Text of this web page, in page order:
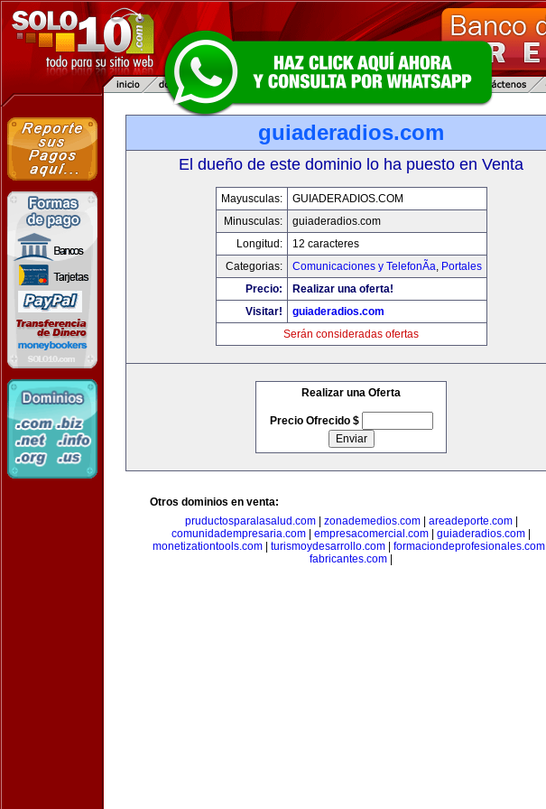
guiaderadios.com
El dueño de este dominio lo ha puesto en Venta
Mayusculas:
GUIADERADIOS.COM
Minusculas:
guiaderadios.com
Longitud:
12 caracteres
Categorias:
Comunicaciones y TelefonÃ­a, Portales
Precio:
Realizar una oferta!
Visitar!
guiaderadios.com
Serán consideradas ofertas
Realizar una Oferta
Precio Ofrecido $
Otros dominios en venta:
pruductosparalasalud.com| zonademedios.com| areadeporte.com|
comunidadempresaria.com
empresacomercial.com guiaderadios.com
monetizationtools.com| turismoydesarrollo.com| formaciondeprofesionales.com|
fabricantes.com